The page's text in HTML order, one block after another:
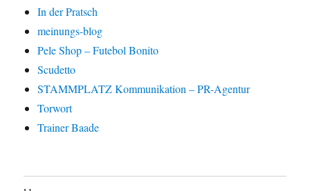
In der Pratsch
meinungs-blog
Pele Shop – Futebol Bonito
Scudetto
STAMMPLATZ Kommunikation – PR-Agentur
Torwort
Trainer Baade